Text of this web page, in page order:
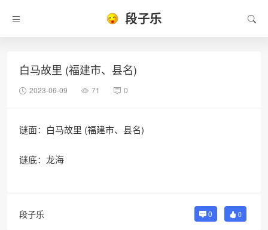
段子乐
白马故里 (福建市、县名)
2023-06-09 71 0
谜面：白马故里 (福建市、县名)
谜底：龙海
段子乐 0 0